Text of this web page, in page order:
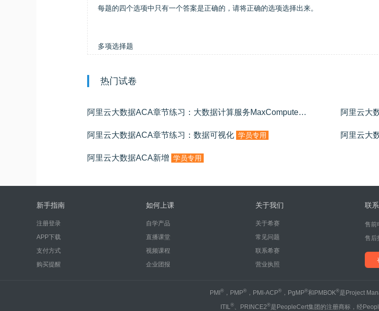
每题的四个选项中只有一个答案是正确的，请将正确的选项选择出来。
多项选择题
热门试卷
阿里云大数据ACA章节练习：大数据计算服务MaxCompute学员专用
阿里云大数据ACA章节练习：数据可视化 学员专用 阿里云大
阿里云大数据ACA新增 学员专用
新手指南
注册登录
APP下载
支付方式
购买提醒
如何上课
自学产品
直播课堂
视频课程
企业团报
关于我们
关于希赛
常见问题
联系希赛
营业执照
联
售前
售后
PMI®，PMP®，PMI-ACP®，PgMP®和PMBOK®是Project
ITIL®、PRINCE2®是PeopleCert集团的注册商标，经